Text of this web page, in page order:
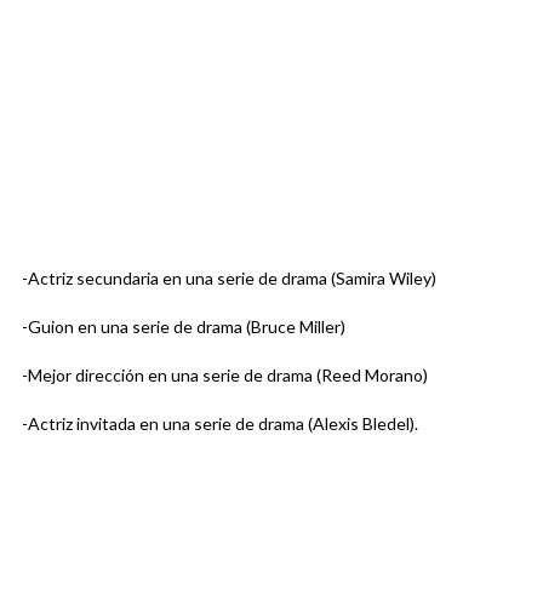
-Actriz secundaria en una serie de drama (Samira Wiley)
-Guion en una serie de drama (Bruce Miller)
-Mejor dirección en una serie de drama (Reed Morano)
-Actriz invitada en una serie de drama (Alexis Bledel).